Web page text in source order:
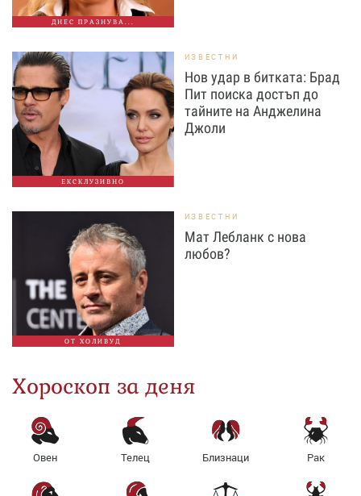
ДНЕС ПРАЗНУВА...
ЕКСКЛУЗИВНО
ИЗВЕСТНИ
Нов удар в битката: Брад
Пит поиска достъп до
тайните на Анджелина
Джоли
ОТ ХОЛИВУД
ИЗВЕСТНИ
Мат Лебланк с нова
любов?
Хороскоп за деня
Овен Телец Близнаци Рак